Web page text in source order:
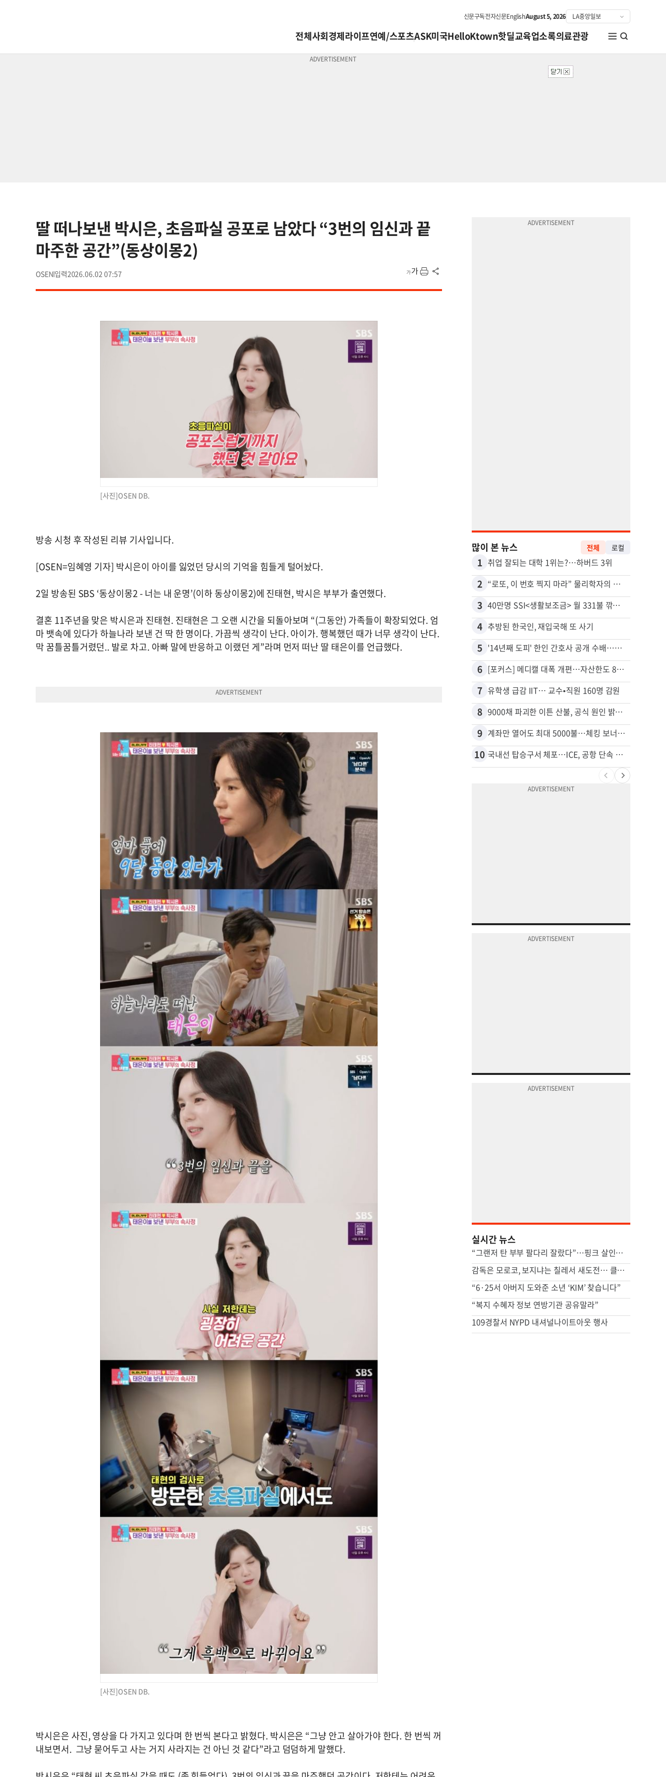
신문구독전자신문EnglishAugust 5, 2026
전체사회경제라이프연예/스포츠ASK미국HelloKtown핫딜교육업소록의료관광
딸 떠나보낸 박시은, 초음파실 공포로 남았다 “3번의 임신과 끝
마주한 공간”(동상이몽2)
OSEN 2026.06.02 07:57
[사진]OSEN DB.
방송 시청 후 작성된 리뷰 기사입니다.
[OSEN=임혜영 기자] 박시은이 아이를 잃었던 당시의 기억을 힘들게 털어놨다.
2일 방송된 SBS ‘동상이몽2 - 너는 내 운명’(이하 동상이몽2)에 진태현, 박시은 부부가 출연했다.
결혼 11주년을 맞은 박시은과 진태현. 진태현은 그 오랜 시간을 되돌아보며 “(그동안) 가족들이 확장되었다. 엄
마 뱃속에 있다가 하늘나라 보낸 건 딱 한 명이다. 가끔씩 생각이 난다. 아이가. 행복했던 때가 너무 생각이 난다.
막 꿈틀꿈틀거렸던.. 발로 차고. 아빠 말에 반응하고 이랬던 게”라며 먼저 떠난 딸 태은이를 언급했다.
[사진]OSEN DB.
박시은은 사진, 영상을 다 가지고 있다며 한 번씩 본다고 밝혔다. 박시은은 “그냥 안고 살아가야 한다. 한 번씩 꺼
내보면서. 그냥 묻어두고 사는 거지 사라지는 건 아닌 것 같다”라고 덤덤하게 말했다.
많이 본 뉴스 전체 로컬
1 취업 잘되는 대학 1위는?…하버드 3위
2 “로또, 이 번호 찍지 마라” 물리학자의 당첨금 높이는 비밀
3 40만명 SSI<생활보조금> 월 331불 깎이나
4 추방된 한국인, 재입국해 또 사기
5 '14년째 도피' 한인 간호사 공개 수배…메디케어 사기 유죄
6 [포커스] 메디캘 대폭 개편…자산한도 84% 축소
7 유학생 급감 IIT… 교수•직원 160명 감원
8 9000채 파괴한 이튼 산불, 공식 원인 밝혀졌다
9 계좌만 열어도 최대 5000불…체킹 보너스 무한 경쟁
10 국내선 탑승구서 체포…ICE, 공항 단속 확대
실시간 뉴스
“그랜저 탄 부부 팔다리 잘랐다”…핑크 살인공장 충격 실체
감독은 모로코, 보지냐는 칠레서 새도전… 클럽에서 이어지는 카보베르데 동화
“6·25서 아버지 도와준 소년 ‘KIM’ 찾습니다”
“복지 수혜자 정보 연방기관 공유말라”
109경찰서 NYPD 내셔널나이트아웃 행사